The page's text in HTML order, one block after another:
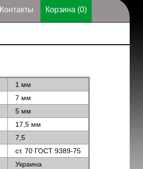
Контакты Корзина (0)
1 мм
7 мм
5 мм
17,5 мм
7,5
ст. 70 ГОСТ 9389-75
Украина